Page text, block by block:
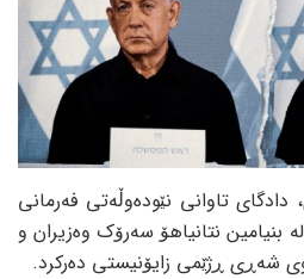
تاوانی نێودەوڵەتی فەرمانی
بنیامین نتانیاهۆ سەرۆک وەزیران و
شەڕی ڕژێمی زایۆنیستی دەرکرد.